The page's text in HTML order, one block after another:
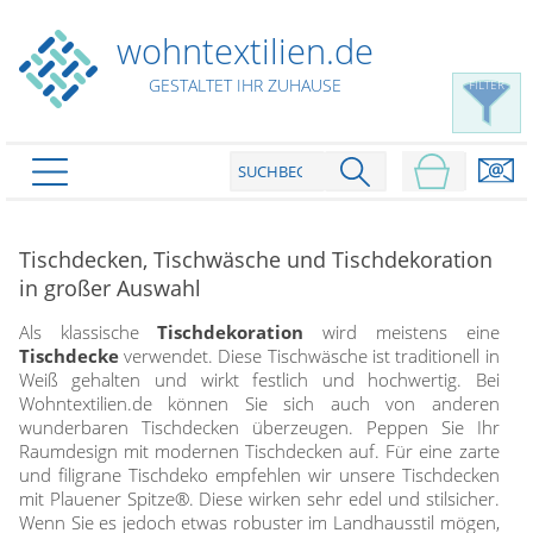
PRODUKTE
Plissee
Faltstores in Standardgrößen
Wabenplissees
Verdunklungsplissees
Sonnenschutzplissees
Outdoor-Plissees
gemusterte Plissees
Rollos nach Maß
Rollos in Standardgrößen
Thermo Rollo
Doppelrollo
Klemmrollo
Dachfenster Rollo
Raffrollo
Raffrollo Maß
Faltrollo / Raffgardinen
Flächenvorhang
Flächenvorhang nach Maß
Scheibengardinen
wohntextilien.de
GESTALTET IHR ZUHAUSE FILTER
Tischdecken, Tischwäsche und Tischdekoration
in großer Auswahl
Als klassischeTischdekoration wird meistens eine
Tischdeckeverwendet. Diese Tischwäsche ist traditionell in
Weiß gehalten und wirkt festlich und hochwertig. Bei
Wohntextilien.de können Sie sich auch von anderen
wunderbaren Tischdecken überzeugen. Peppen Sie Ihr
Raumdesign mit modernen Tischdecken auf. Für eine zarte
und filigrane Tischdeko empfehlen wir unsere Tischdecken
mit Plauener Spitze®. Diese wirken sehr edel und stilsicher.
Wenn Sie es jedoch etwas robuster im Landhausstil mögen,